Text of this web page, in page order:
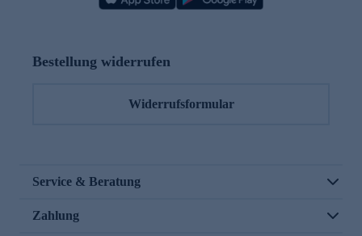
Bestellung widerrufen
Widerrufsformular
Service & Beratung
Zahlung